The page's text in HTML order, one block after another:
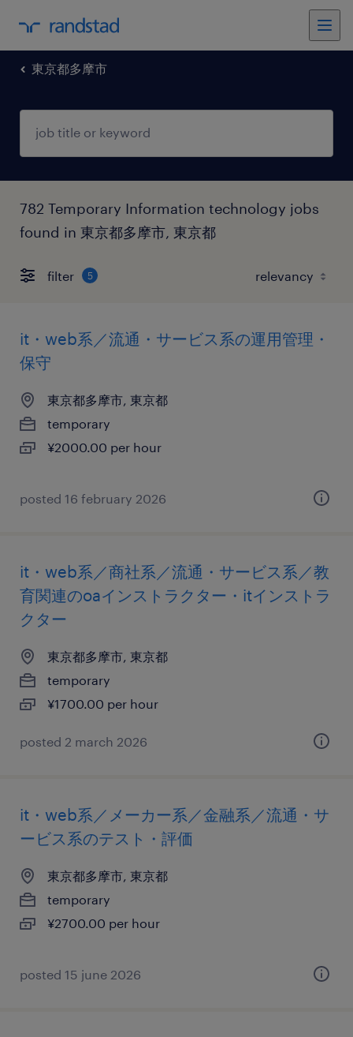
東京都多摩市
782 Temporary Information technology jobs
found in 東京都多摩市, 東京都
filter 5
it・web系／流通・サービス系の運用管理・
保守
東京都多摩市, 東京都
temporary
¥2000.00 per hour
posted 16 february 2026
it・web系／商社系／流通・サービス系／教
育関連のoaインストラクター・itインストラ
クター
東京都多摩市, 東京都
temporary
¥1700.00 per hour
posted 2 march 2026
it・web系／メーカー系／金融系／流通・サ
ービス系のテスト・評価
東京都多摩市, 東京都
temporary
¥2700.00 per hour
posted 15 june 2026